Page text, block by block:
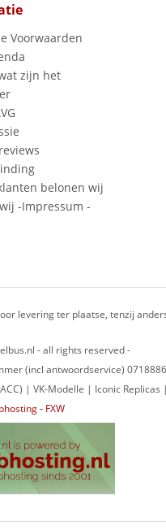
Voorwaarden
zijn het
belonen wij
-Impressum -
levering ter plaatse, tenzij
- all rights reserved -
(incl antwoordservice)
| VK-Modelle | Iconic Replicas
- FXW